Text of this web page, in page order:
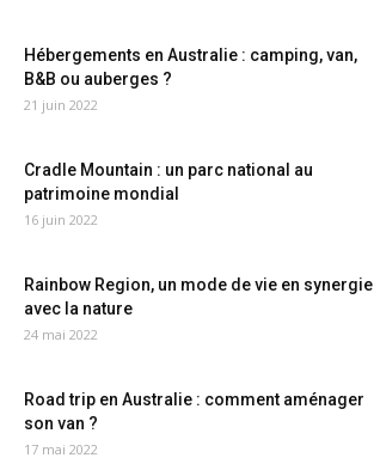
Hébergements en Australie : camping, van,
B&B ou auberges ?
21 juin 2022
Cradle Mountain : un parc national au
patrimoine mondial
16 juin 2022
Rainbow Region, un mode de vie en synergie
avec la nature
24 mai 2022
Road trip en Australie : comment aménager
son van ?
17 mai 2022